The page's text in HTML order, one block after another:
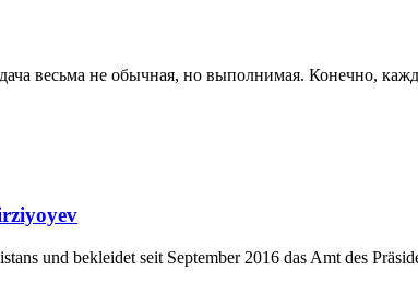
весьма не обычная, но выполнимая. Конечно,
und bekleidet seit September 2016 das Amt des